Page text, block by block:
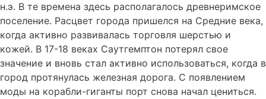
н.э. В те времена здесь располагалось древнеримское
поселение. Расцвет города пришелся на Средние века,
когда активно развивалась торговля шерстью и
кожей. В 17-18 веках Саутгемптон потерял свое
значение и вновь стал активно использоваться, когда в
город протянулась железная дорога. С появлением
моды на корабли-гиганты порт снова начал цениться.